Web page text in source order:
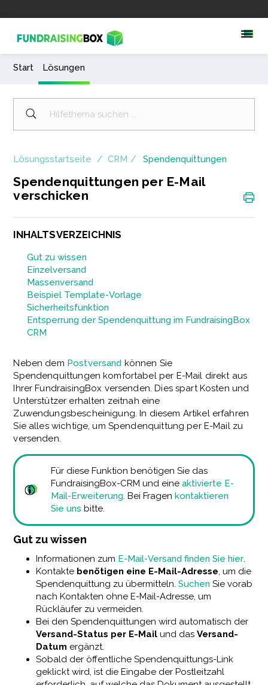
Start Lösungen
Lösungsstartseite CRM Spendenquittungen
Spendenquittungen per E-Mail
verschicken
INHALTSVERZEICHNIS
Gut zu wissen
Einzelversand
Massenversand
Beispiel Template-Vorlage
Sicherheitsfunktion
Entsperrung der Spendenquittung im FundraisingBox
CRM
Neben dem Postversand können Sie
Spendenquittungen komfortabel per E-Mail direkt aus
Ihrer FundraisingBox versenden. Dies spart Kosten und
Unterstützer erhalten zeitnah eine
Zuwendungsbescheinigung. In diesem Artikel erfahren
Sie alles wichtige, um Spendenquittung per E-Mail zu
versenden.
Für diese Funktion benötigen Sie das
FundraisingBox-CRM und eineaktivierte E-
Mail-Erweiterung. Bei Fragenkontaktieren
Sie uns bitte.
Gut zu wissen
Informationen zum E-Mail-Versand finden Sie hier.
Kontakte benötigen eine E-Mail-Adresse, um die
Spendenquittung zu übermitteln. Suchen Sie vorab
nach Kontakten ohne E-Mail-Adresse, um
Rückläufer zu vermeiden.
Bei den Spendenquittungen wird automatisch der
Versand-Status per E-Mail und das Versand-
Datum ergänzt.
Sobald der öffentliche Spendenquittungs-Link
geklickt wird, ist die Eingabe der Postleitzahl